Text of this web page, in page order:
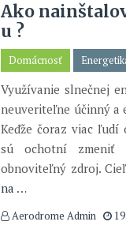
Ako
u ?
Domácnosť
Využívanie slnečnej
neuveriteľne účinný a
Keďže čoraz viac ľudí
sú ochotní zmeniť
obnoviteľný zdroj.
na …
Aerodrome Admin